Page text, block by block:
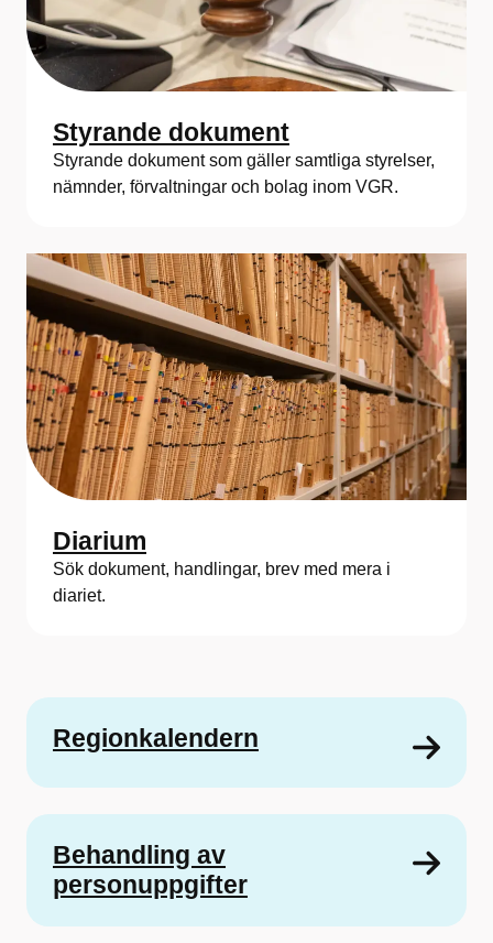
Styrande dokument
Styrande dokument som gäller samtliga styrelser,
nämnder, förvaltningar och bolag inom VGR.
Diarium
Sök dokument, handlingar, brev med mera i
diariet.
Regionkalendern
Behandling av
personuppgifter